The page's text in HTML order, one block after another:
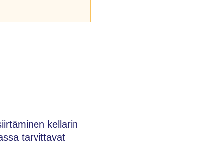
kellarin
tarvittavat